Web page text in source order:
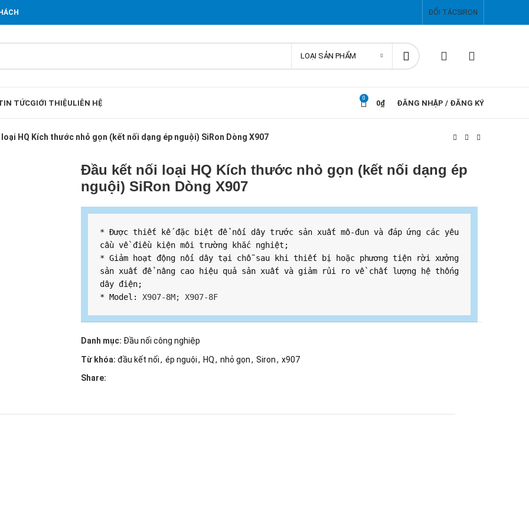
ĐỐI TÁCSIRON
LOẠI SẢN PHẨM
TỨCGIỚI THIỆULIÊN HỆ
0
0₫ ĐĂNG NHẬP / ĐĂNG KÝ
HQ Kích thước nhỏ gọn (kết nối dạng ép nguội) SiRon Dòng X907
Đầu kết nối loại HQ Kích thước nhỏ gọn (kết nối dạng ép
nguội) SiRon Dòng X907
* Được thiết kế đặc biệt để nối dây trước sản xuất mô-đun và đáp ứng các yêu
cầu về điều kiện môi trường khắc nghiệt;
* Giảm hoạt động nối dây tại chỗ sau khi thiết bị hoặc phương tiện rời xưởng
sản xuất để nâng cao hiệu quả sản xuất và giảm rủi ro về chất lượng hệ thống
dây điện;
* Model: X907-8M; X907-8F
Danh mục: Đầu nối công nghiệp
Từ khóa: đầu kết nối, ép nguội, HQ, nhỏ gọn, Siron, x907
Share: